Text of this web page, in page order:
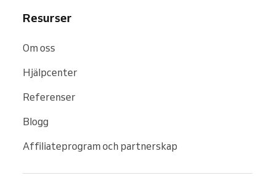
Resurser
Om oss
Hjälpcenter
Referenser
Blogg
Affiliateprogram och partnerskap